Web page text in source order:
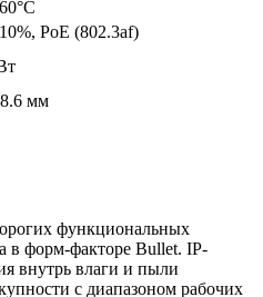
PoE (802.3af)
мм
функциональных
в форм-факторе Bullet. IP-
внутрь влаги и пыли
с диапазоном рабочих